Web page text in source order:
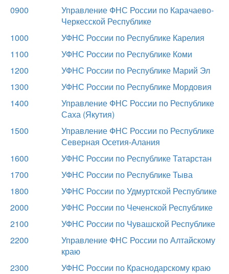
0900
Управление ФНС России по Карачаево-
Черкесской Республике
1000
УФНС России по Республике Карелия
1100
УФНС России по Республике Коми
1200
УФНС России по Республике Марий Эл
1300
УФНС России по Республике Мордовия
1400
Управление ФНС России по Республике
Саха (Якутия)
1500
Управление ФНС России по Республике
Северная Осетия-Алания
1600
УФНС России по Республике Татарстан
1700
УФНС России по Республике Тыва
1800
УФНС России по Удмуртской Республике
2000
УФНС России по Чеченской Республике
2100
УФНС России по Чувашской Республике
2200
Управление ФНС России по Алтайскому
краю
2300
УФНС России по Краснодарскому краю